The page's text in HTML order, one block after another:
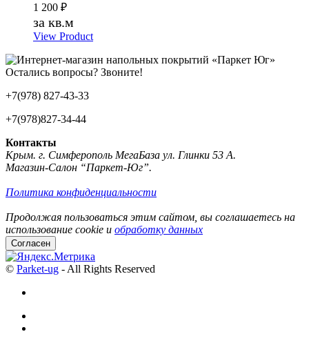
1 200 ₽
за кв.м
View Product
Остались вопросы? Звоните!
+7(978) 827-43-33
+7(978)827-34-44
Контакты
Крым. г. Симферополь МегаБаза ул. Глинки 53 А.
Магазин-Салон “Паркет-Юг”.
Политика конфиденциальности
Продолжая пользоваться этим сайтом, вы соглашаетесь на
использование cookie и обработку данных
Согласен
© Parket-ug - All Rights Reserved